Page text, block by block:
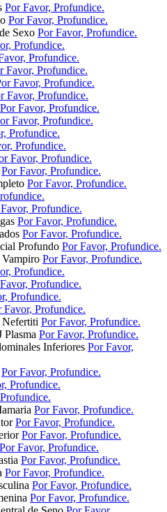
Por Favor, Profundice.
Por Favor, Profundice.
Sexo Por Favor, Profundice.
Profundice.
Profundice.
Favor, Profundice.
Favor, Profundice.
Favor, Profundice.
Por Favor, Profundice.
Favor, Profundice.
Profundice.
Profundice.
Favor, Profundice.
Por Favor, Profundice.
Por Favor, Profundice.
Profundice.
Por Favor, Profundice.
Por Favor, Profundice.
Profundo Por Favor, Profundice.
Por Favor, Profundice.
Profundice.
Profundice.
Profundice.
Favor, Profundice.
Nefertiti Por Favor, Profundice.
Plasma Por Favor, Profundice.
Inferiores Por Favor,
Por Favor, Profundice.
Profundice.
Por Favor, Profundice.
Por Favor, Profundice.
Por Favor, Profundice.
Por Favor, Profundice.
Por Favor, Profundice.
Por Favor, Profundice.
Por Favor, Profundice.
Por Favor, Profundice.